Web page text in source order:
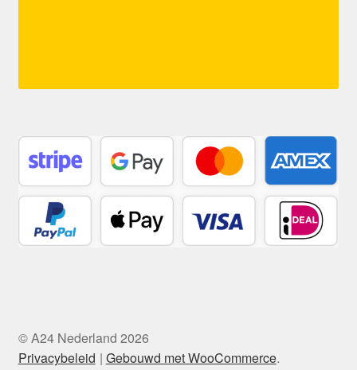
© A24 Nederland 2026
Privacybeleid
Gebouwd met WooCommerce.